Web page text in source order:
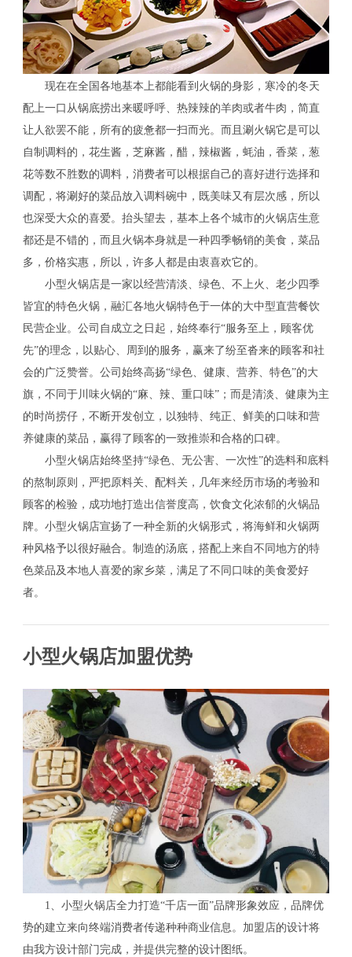
现在在全国各地基本上都能看到火锅的身影，寒冷的冬天
配上一口从锅底捞出来暖呼呼、热辣辣的羊肉或者牛肉，简直
让人欲罢不能，所有的疲惫都一扫而光。而且涮火锅它是可以
自制调料的，花生酱，芝麻酱，醋，辣椒酱，蚝油，香菜，葱
花等数不胜数的调料，消费者可以根据自己的喜好进行选择和
调配，将涮好的菜品放入调料碗中，既美味又有层次感，所以
也深受大众的喜爱。抬头望去，基本上各个城市的火锅店生意
都还是不错的，而且火锅本身就是一种四季畅销的美食，菜品
多，价格实惠，所以，许多人都是由衷喜欢它的。
小型火锅店是一家以经营清淡、绿色、不上火、老少四季
皆宜的特色火锅，融汇各地火锅特色于一体的大中型直营餐饮
民营企业。公司自成立之日起，始终奉行“服务至上，顾客优
先”的理念，以贴心、周到的服务，赢来了纷至沓来的顾客和社
会的广泛赞誉。公司始终高扬“绿色、健康、营养、特色”的大
旗，不同于川味火锅的“麻、辣、重口味”；而是清淡、健康为主
的时尚捞仔，不断开发创立，以独特、纯正、鲜美的口味和营
养健康的菜品，赢得了顾客的一致推崇和合格的口碑。
小型火锅店始终坚持“绿色、无公害、一次性”的选料和底料
的熬制原则，严把原料关、配料关，几年来经历市场的考验和
顾客的检验，成功地打造出信誉度高，饮食文化浓郁的火锅品
牌。小型火锅店宣扬了一种全新的火锅形式，将海鲜和火锅两
种风格予以很好融合。制造的汤底，搭配上来自不同地方的特
色菜品及本地人喜爱的家乡菜，满足了不同口味的美食爱好
者。
小型火锅店加盟优势
1、小型火锅店全力打造“千店一面”品牌形象效应，品牌优
势的建立来向终端消费者传递种种商业信息。加盟店的设计将
由我方设计部门完成，并提供完整的设计图纸。